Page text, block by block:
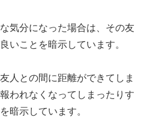
気分になった場合は、その友
いことを暗示しています。
人との間に距離ができてしま
われなくなってしまったりす
暗示しています。